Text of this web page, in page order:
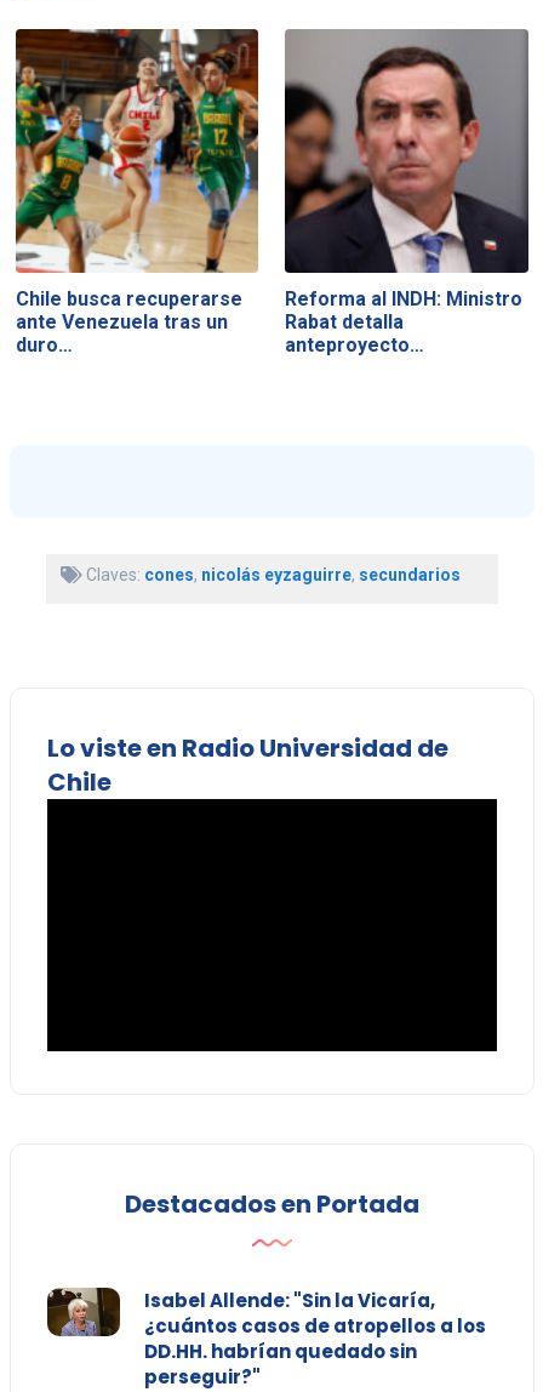
Chile busca recuperarse
ante Venezuela tras un
duro…
Reforma al INDH: Ministro
Rabat detalla
anteproyecto…
Claves: cones, nicolás eyzaguirre, secundarios
Lo viste en Radio Universidad de
Chile
Destacados en Portada
Isabel Allende: "Sin la Vicaría,
¿cuántos casos de atropellos a los
DD.HH. habrían quedado sin
perseguir?"